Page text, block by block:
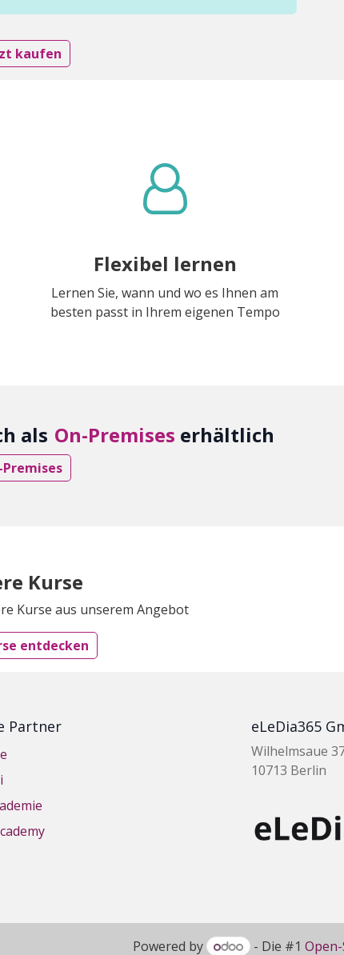
kaufen
Flexibel lernen
Lernen Sie, wann und wo es Ihnen am
besten passt in Ihrem eigenen Tempo
als On-Premises erhältlich
Premises
Kurse
Kurse aus unserem Angebot
entdecken
Partner eLeDia365
Wilhelmsaue
10713 Berlin
Powered by - Die #1